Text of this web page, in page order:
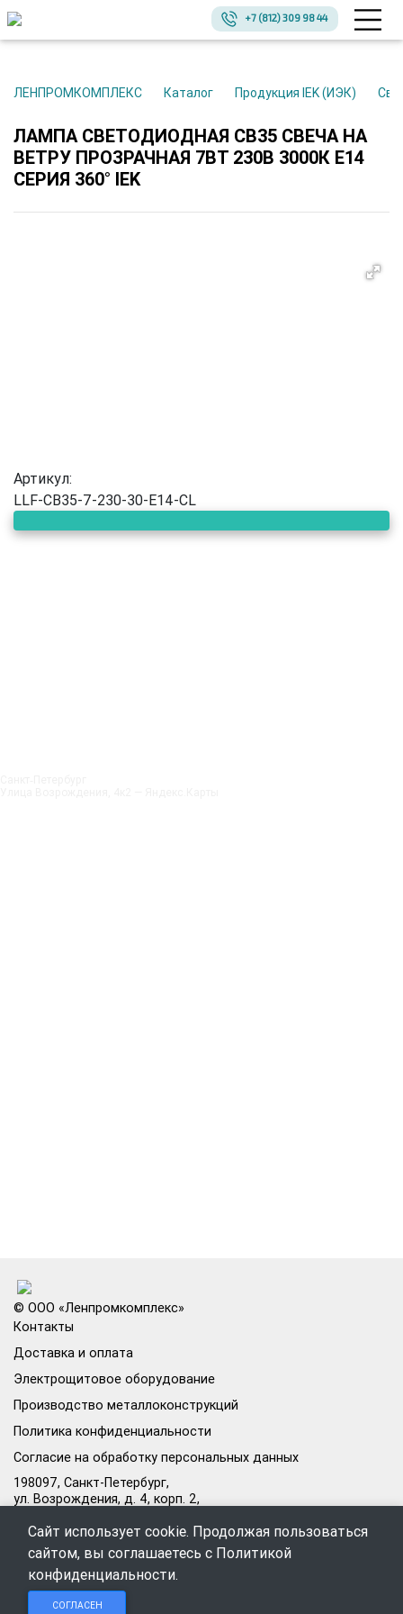
+7 (812) 309 98 44
ЛЕНПРОМКОМПЛЕКС Каталог Продукция IEK (ИЭК)
ЛАМПА СВЕТОДИОДНАЯ CВ35 СВЕЧА НА
ВЕТРУ ПРОЗРАЧНАЯ 7ВТ 230В 3000К E14
СЕРИЯ 360° IEK
Артикул:
LLF-CB35-7-230-30-E14-CL
© ООО «Ленпромкомплекс»
Контакты
Доставка и оплата
Электрощитовое оборудование
Производство металлоконструкций
Политика конфиденциальности
Согласие на обработку персональных данных
198097, Санкт-Петербург,
ул. Возрождения, д. 4, корп. 2,
Режим работы офиса:
Пн–Пт: 09:00–18:00
+7 (812) 309-98-44
Сайт использует cookie. Продолжая пользоваться
сайтом, вы соглашаетесь с Политикой
конфиденциальности.
СОГЛАСЕН